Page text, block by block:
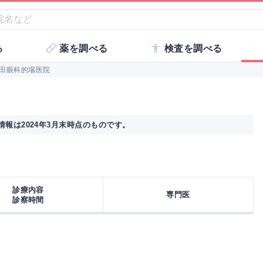
薬を調べる 検査を調べる
眼科的場医院
報は2024年3月末時点のものです。
診療内容
診察時間
専門医